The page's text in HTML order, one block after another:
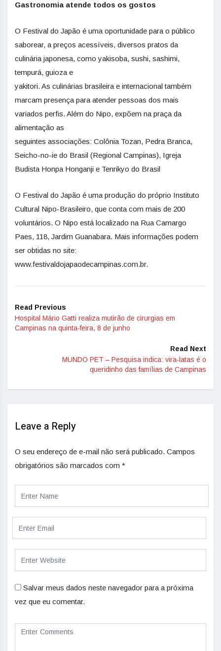
Gastronomia atende todos os gostos
O Festival do Japão é uma oportunidade para o público
saborear, a preços acessíveis, diversos pratos da
culinária japonesa, como yakisoba, sushi, sashimi,
tempurá, guioza e
yakitori. As culinárias brasileira e internacional também
marcam presença para atender pessoas dos mais
variados perfis. Além do Nipo, expõem na praça da
alimentação as
seguintes associações: Colônia Tozan, Pedra Branca,
Seicho-no-ie do Brasil (Regional Campinas), Igreja
Budista Honpa Honganji e Tenrikyo do Brasil
O Festival do Japão é uma produção do próprio Instituto
Cultural Nipo-Brasileiro, que conta com mais de 200
voluntários. O Nipo está localizado na Rua Camargo
Paes, 118, Jardim Guanabara. Mais informações podem
ser obtidas no site:
www.festivaldojapaodecampinas.com.br.
Read Previous
Hospital Mário Gatti realiza mutirão de cirurgias em
Campinas na quinta-feira, 8 de junho
Read Next
MUNDO PET – Pesquisa indica: vira-latas é o
queridinho das famílias de Campinas
Leave a Reply
O seu endereço de e-mail não será publicado. Campos
obrigatórios são marcados com *
Salvar meus dados neste navegador para a próxima
vez que eu comentar.